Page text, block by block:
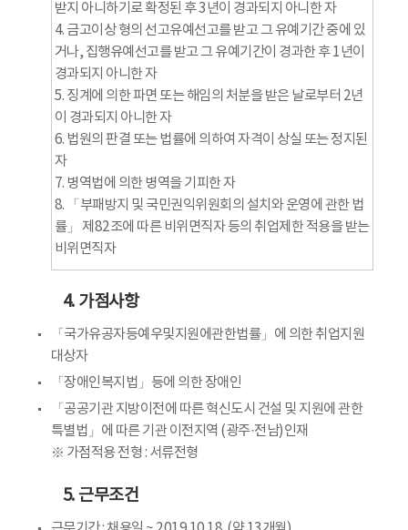
받지 아니하기로 확정된 후 3년이 경과되지 아니한 자
4. 금고이상 형의 선고유예선고를 받고 그 유예기간 중에 있
거나, 집행유예선고를 받고 그 유예기간이 경과한 후 1년이
경과되지 아니한 자
5. 징계에 의한 파면 또는 해임의 처분을 받은 날로부터 2년
이 경과되지 아니한 자
6. 법원의 판결 또는 법률에 의하여 자격이 상실 또는 정지된
자
7. 병역법에 의한 병역을 기피한 자
8. 「부패방지 및 국민권익위원회의 설치와 운영에 관한 법
률」 제82조에 따른 비위면직자 등의 취업제한 적용을 받는
비위면직자
4. 가점사항
「국가유공자등예우및지원에관한법률」에 의한 취업지원
대상자
「장애인복지법」등에 의한 장애인
「공공기관 지방이전에 따른 혁신도시 건설 및 지원에 관한
특별법」에 따른 기관 이전지역 (광주·전남)인재
※ 가점적용 전형 : 서류전형
5. 근무조건